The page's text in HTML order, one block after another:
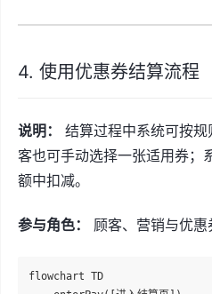
4. 使用优惠券结算流程
说明：
结算过程中系统可按
客也可手动选择一张适用券；
额中扣减。
参与角色： 顾客、营销与优惠
flowchart TD